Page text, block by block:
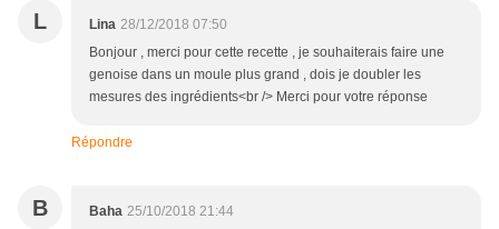
L Lina 28/12/2018 07:50
Bonjour , merci pour cette recette , je souhaiterais faire une
genoise dans un moule plus grand , dois je doubler les
mesures des ingrédients<br /> Merci pour votre réponse
Répondre
B Baha 25/10/2018 21:44